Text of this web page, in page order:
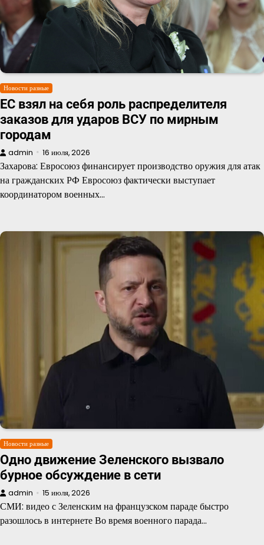
Новости разные
ЕС взял на себя роль распределителя
заказов для ударов ВСУ по мирным
городам
admin 16 июля, 2026
Захарова: Евросоюз финансирует производство оружия для атак
на гражданских РФ Евросоюз фактически выступает
координатором военных…
Новости разные
Одно движение Зеленского вызвало
бурное обсуждение в сети
admin 15 июля, 2026
СМИ: видео с Зеленским на французском параде быстро
разошлось в интернете Во время военного парада…